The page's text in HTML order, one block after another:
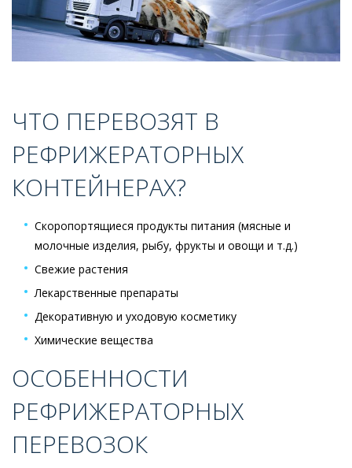
ЧТО ПЕРЕВОЗЯТ В
РЕФРИЖЕРАТОРНЫХ
КОНТЕЙНЕРАХ?
Скоропортящиеся продукты питания (мясные и
молочные изделия, рыбу, фрукты и овощи и т.д.)
Свежие растения
Лекарственные препараты
Декоративную и уходовую косметику
Химические вещества
ОСОБЕННОСТИ
РЕФРИЖЕРАТОРНЫХ
ПЕРЕВОЗОК